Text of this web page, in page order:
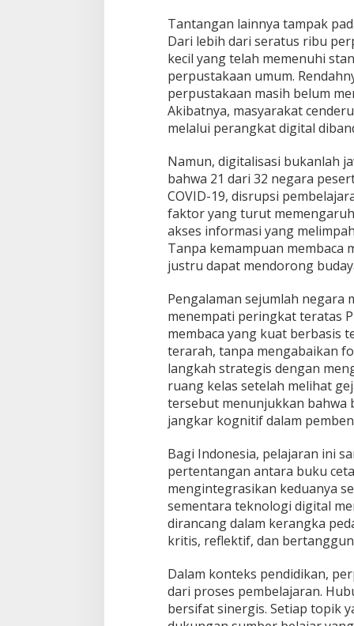
Tantangan lainnya tampak
Dari lebih dari seratus ribu
kecil yang telah memenuhi
perpustakaan umum.
perpustakaan masih belum
Akibatnya, masyarakat
melalui perangkat digital
Namun, digitalisasi bukanlah
bahwa 21 dari 32 negara
COVID-19, disrupsi
faktor yang turut
akses informasi yang
Tanpa kemampuan membaca
justru dapat mendorong
Pengalaman sejumlah negara
menempati peringkat teratas
membaca yang kuat berbasis
terarah, tanpa mengabaikan
langkah strategis dengan
ruang kelas setelah melihat
tersebut menunjukkan bahwa
jangkar kognitif dalam
Bagi Indonesia, pelajaran ini
pertentangan antara buku
mengintegrasikan keduanya
sementara teknologi digital
dirancang dalam kerangka
kritis, reflektif, dan
Dalam konteks pendidikan,
dari proses pembelajaran.
bersifat sinergis. Setiap topik